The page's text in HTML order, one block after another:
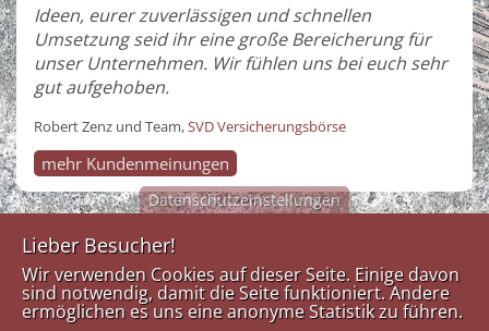
Ideen, eurer zuverlässigen und schnellen
Umsetzung seid ihr eine große Bereicherung für
unser Unternehmen. Wir fühlen uns bei euch sehr
gut aufgehoben.
Robert Zenz und Team,SVD Versicherungsbörse
mehr Kundenmeinungen
Medien
Design
Werkstatt
Kontakt
Tel:+43
Links
Anfahrtsplan
Datenschutzeinstellungen
Lieber Besucher!
Wir verwenden Cookies auf dieser Seite. Einige davon
sind notwendig, damit die Seite funktioniert. Andere
ermöglichen es uns eine anonyme Statistik zu führen.